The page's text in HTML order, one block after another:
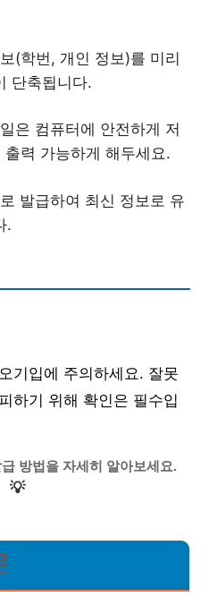
(학번, 개인 정보)를 미리
단축됩니다.
은 컴퓨터에 안전하게 저
력 가능하게 해두세요.
발급하여 최신 정보로 유
.
기입에 주의하세요. 잘못
하기 위해 확인은 필수입
방법을 자세히 알아보세요.
💡